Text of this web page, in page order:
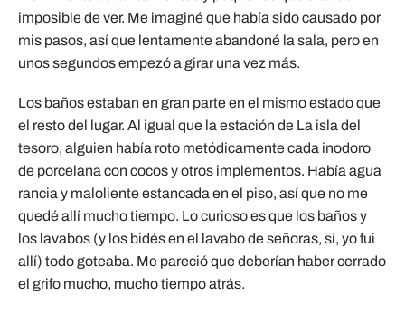
imposible de ver. Me imaginé que había sido causado por
mis pasos, así que lentamente abandoné la sala, pero en
unos segundos empezó a girar una vez más.
Los baños estaban en gran parte en el mismo estado que
el resto del lugar. Al igual que la estación de La isla del
tesoro, alguien había roto metódicamente cada inodoro
de porcelana con cocos y otros implementos. Había agua
rancia y maloliente estancada en el piso, así que no me
quedé allí mucho tiempo. Lo curioso es que los baños y
los lavabos (y los bidés en el lavabo de señoras, sí, yo fui
allí) todo goteaba. Me pareció que deberían haber cerrado
el grifo mucho, mucho tiempo atrás.